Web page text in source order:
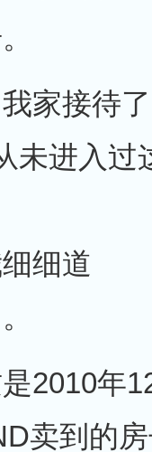
家接待
未进入过
细道
2010年
卖到的